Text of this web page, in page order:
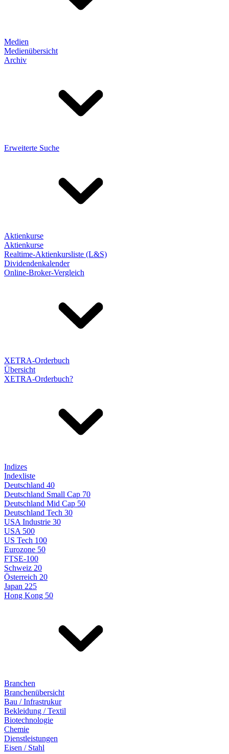
Medien
Medienübersicht
Archiv
Erweiterte Suche
Aktienkurse
Aktienkurse
Realtime-Aktienkursliste (L&S)
Dividendenkalender
Online-Broker-Vergleich
XETRA-Orderbuch
Übersicht
XETRA-Orderbuch?
Indizes
Indexliste
Deutschland 40
Deutschland Small Cap 70
Deutschland Mid Cap 50
Deutschland Tech 30
USA Industrie 30
USA 500
US Tech 100
Eurozone 50
FTSE-100
Schweiz 20
Österreich 20
Japan 225
Hong Kong 50
Branchen
Branchenübersicht
Bau / Infrastrukur
Bekleidung / Textil
Biotechnologie
Chemie
Dienstleistungen
Eisen / Stahl